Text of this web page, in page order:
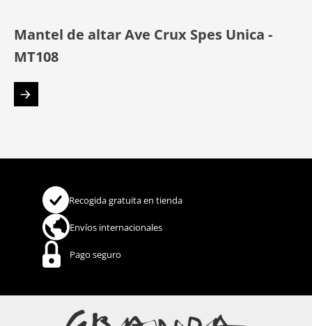
Mantel de altar Ave Crux Spes Unica -
MT108
Recogida gratuita en tienda
Envíos internacionales
Pago seguro